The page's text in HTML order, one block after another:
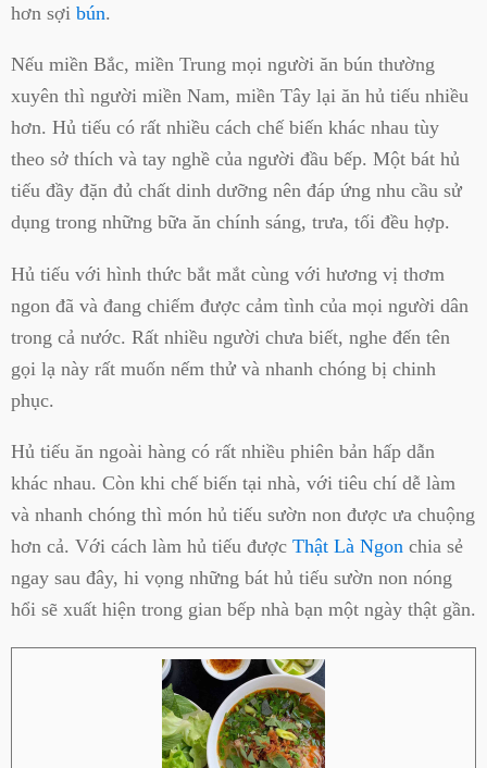
hơn sợi bún.
Nếu miền Bắc, miền Trung mọi người ăn bún thường
xuyên thì người miền Nam, miền Tây lại ăn hủ tiếu nhiều
hơn. Hủ tiếu có rất nhiều cách chế biến khác nhau tùy
theo sở thích và tay nghề của người đầu bếp. Một bát hủ
tiếu đầy đặn đủ chất dinh dưỡng nên đáp ứng nhu cầu sử
dụng trong những bữa ăn chính sáng, trưa, tối đều hợp.
Hủ tiếu với hình thức bắt mắt cùng với hương vị thơm
ngon đã và đang chiếm được cảm tình của mọi người dân
trong cả nước. Rất nhiều người chưa biết, nghe đến tên
gọi lạ này rất muốn nếm thử và nhanh chóng bị chinh
phục.
Hủ tiếu ăn ngoài hàng có rất nhiều phiên bản hấp dẫn
khác nhau. Còn khi chế biến tại nhà, với tiêu chí dễ làm
và nhanh chóng thì món hủ tiếu sườn non được ưa chuộng
hơn cả. Với cách làm hủ tiếu được Thật Là Ngon chia sẻ
ngay sau đây, hi vọng những bát hủ tiếu sườn non nóng
hổi sẽ xuất hiện trong gian bếp nhà bạn một ngày thật gần.